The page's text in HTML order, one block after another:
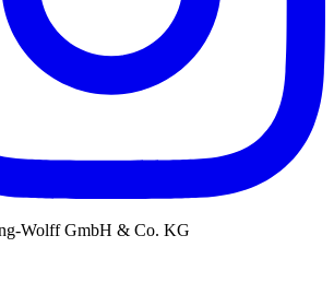
Wolff GmbH & Co. KG